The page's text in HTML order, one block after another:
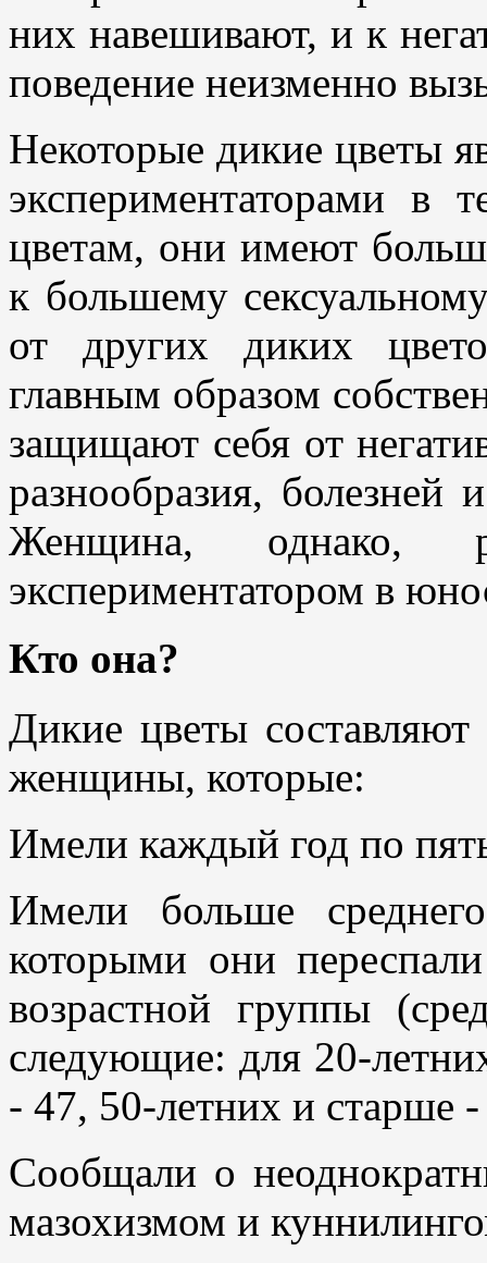
них навешивают, и к
поведение неизменно
Некоторые дикие цветы
экспериментаторами в
цветам, они имеют
к большему
от других диких
главным образом
защищают себя от
разнообразия, болезней
Женщина, однако,
экспериментатором в
Кто она?
Дикие цветы
женщины, которые:
Имели каждый год по
Имели больше
которыми они
возрастной группы
следующие: для 20-
- 47, 50-летних и старше
Сообщали о
мазохизмом и